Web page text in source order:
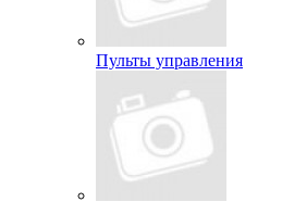
Пульты управления